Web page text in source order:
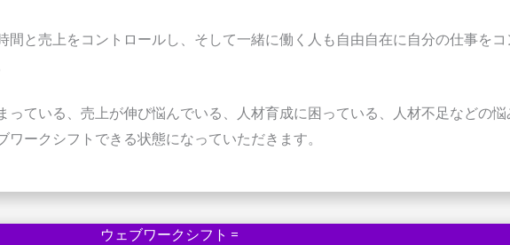
間と売上をコントロールし、そして一緒に働く人も自由自在に自分の仕事をコ
っている、売上が伸び悩んでいる、人材育成に困っている、人材不足などの悩
ークシフトできる状態になっていただきます。
ウェブワークシフト =